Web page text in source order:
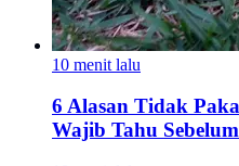
10 menit lalu
6 Alasan Tidak
Wajib Tahu